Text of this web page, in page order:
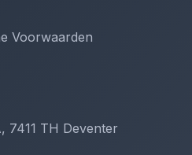
Voorwaarden
7411 TH Deventer